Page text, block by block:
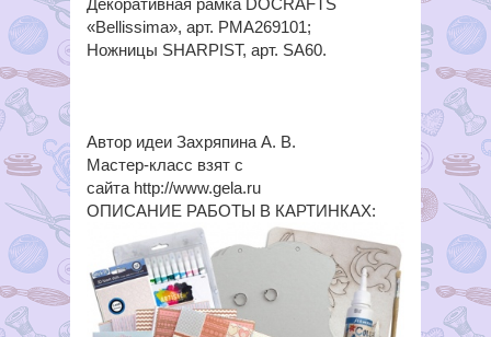
Декоративная рамка DOCRAFTS
«Bellissima», арт. PMA269101;
Ножницы SHARPIST, арт. SA60.
Автор идеи Захряпина А. В.
Мастер-класс взят с
сайта http://www.gela.ru
ОПИСАНИЕ РАБОТЫ В КАРТИНКАХ: